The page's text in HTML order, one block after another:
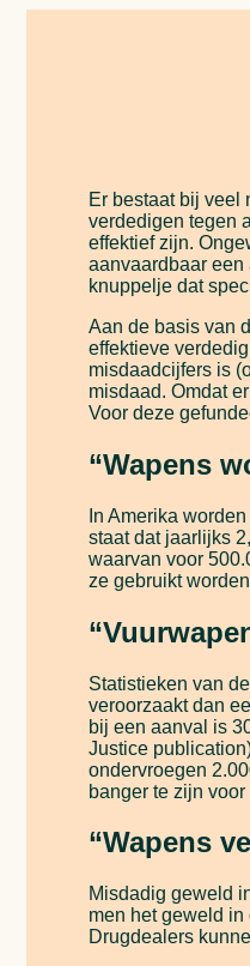
Er bestaat bij veel
verdedigen tegen
effektief zijn.
aanvaardbaar een
knuppelje dat
Aan de basis van
effektieve
misdaadcijfers is
misdaad. Omdat
Voor deze
“Wapens
In Amerika
staat dat jaarlijks
waarvan voor
ze gebruikt
Statistieken van
veroorzaakt dan
bij een aanval is
Justice
ondervroegen
banger te zijn
“Wapens
Misdadig geweld
men het geweld
Drugdealers